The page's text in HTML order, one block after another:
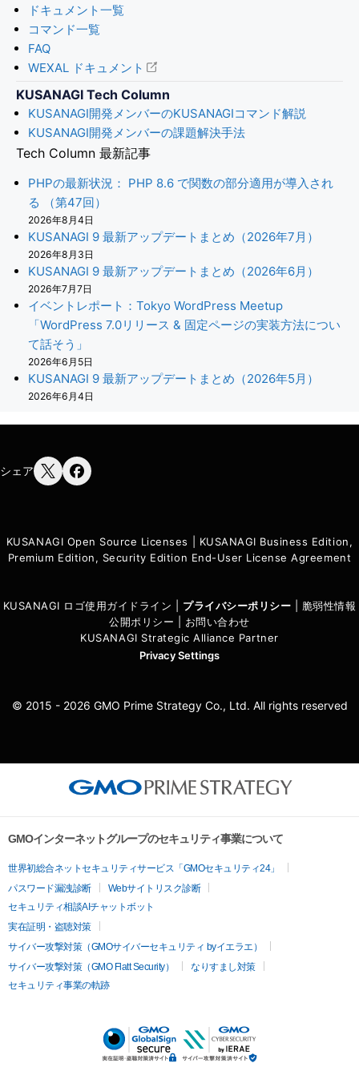
ドキュメント一覧
コマンド一覧
FAQ
WEXAL ドキュメント
KUSANAGI Tech Column
KUSANAGI開発メンバーのKUSANAGIコマンド解説
KUSANAGI開発メンバーの課題解決手法
Tech Column 最新記事
PHPの最新状況： PHP 8.6 で関数の部分適用が導入され
る （第47回）
2026年8月4日
KUSANAGI 9 最新アップデートまとめ（2026年7月）
2026年8月3日
KUSANAGI 9 最新アップデートまとめ（2026年6月）
2026年7月7日
イベントレポート：Tokyo WordPress Meetup
「WordPress 7.0リリース & 固定ページの実装方法につい
て話そう」
2026年6月5日
KUSANAGI 9 最新アップデートまとめ（2026年5月）
2026年6月4日
シェア
KUSANAGI Open Source Licenses
KUSANAGI Business Edition,
Premium Edition, Security Edition End-User License Agreement
KUSANAGI ロゴ使用ガイドライン プライバシーポリシー
脆弱性情報
公開ポリシー
お問い合わせ
KUSANAGI Strategic Alliance Partner
Privacy Settings
© 2015 - 2026 GMO Prime Strategy Co., Ltd. All rights reserved
GMOインターネットグループのセキュリティ事業について
世界初総合ネットセキュリティサービス「GMOセキュリティ24」
パスワード漏洩診断
Webサイトリスク診断
セキュリティ相談AIチャットボット
実在証明・盗聴対策
サイバー攻撃対策（GMOサイバーセキュリティ byイエラエ）
サイバー攻撃対策（GMO Flatt Security）
なりすまし対策
セキュリティ事業の軌跡